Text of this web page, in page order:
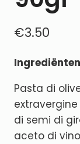
€3.50
Pasta di
di semi di
aceto di